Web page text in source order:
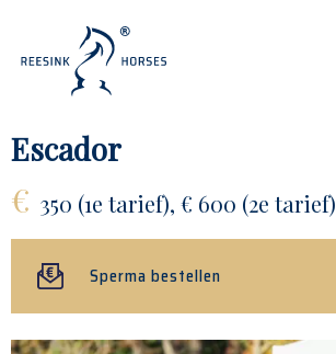
Home
Paarden
Nieuws
Escador
€ 350 (1e tarief), € 600 (2e tarief)
Sperma bestellen